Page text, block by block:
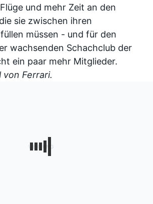
und mehr Zeit an den
sie zwischen ihren
müssen - und für den
wachsenden Schachclub der
ein paar mehr Mitglieder.
Ferrari.